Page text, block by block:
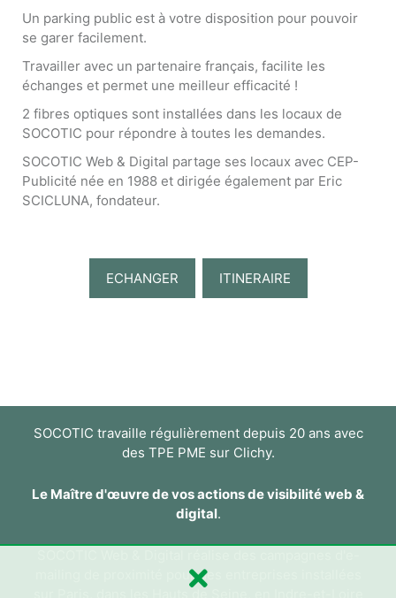
Un parking public est à votre disposition pour pouvoir
se garer facilement.
Travailler avec un partenaire français, facilite les
échanges et permet une meilleur efficacité !
2 fibres optiques sont installées dans les locaux de
SOCOTIC pour répondre à toutes les demandes.
SOCOTIC Web & Digital partage ses locaux avec CEP-
Publicité née en 1988 et dirigée également par Eric
SCICLUNA, fondateur.
ECHANGER ITINERAIRE
SOCOTIC travaille régulièrement depuis 20 ans avec
des TPE PME sur Clichy.
Le Maître d'œuvre de vos actions de visibilité web &
digital.
mailing de proximité pour des entreprises installées